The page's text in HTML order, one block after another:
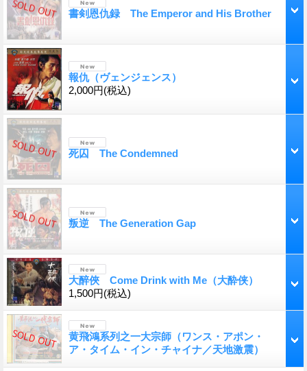
書剣恩仇録 The Emperor and His Brother
報仇（ヴェンジェンス）
2,000円(税込)
死囚 The Condemned
叛逆 The Generation Gap
大醉俠 Come Drink with Me（大酔侠）
1,500円(税込)
黄飛鴻系列之一大宗師（ワンス・アポン・
ア・タイム・イン・チャイナ／天地激震）